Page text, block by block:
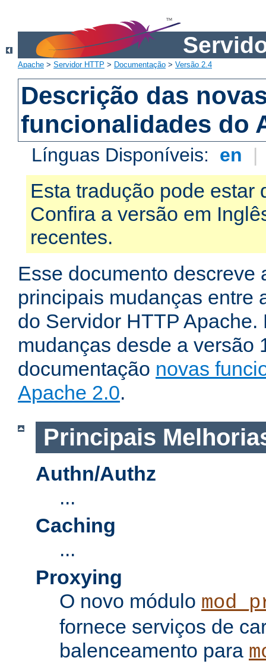
Apache > Servidor HTTP > Documentação > Versão 2.4
Descrição das
funcionalidades do
Línguas Disponíveis: en |
Esta tradução pode estar
Confira a versão em
recentes.
Esse documento descreve
principais mudanças entre
do Servidor HTTP Apache.
mudanças desde a versão
documentação novas
Apache 2.0.
Principais
Authn/Authz
...
Caching
...
Proxying
O novo módulo
fornece serviços de
balenceamento para